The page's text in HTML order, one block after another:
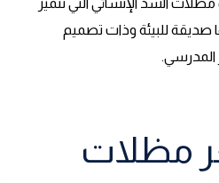
الشد الإنشائي التي تتميز
صديقة للبيئة وذات تصميم
مظلات